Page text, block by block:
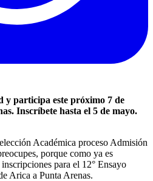
y participa este próximo 7 de
Inscríbete hasta el 5 de mayo.
Académica proceso Admisión
porque como ya es
para el 12° Ensayo
Arica a Punta Arenas.